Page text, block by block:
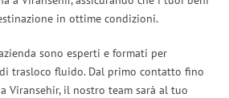
in ottime condizioni.
sono esperti e formati per
trasloco fluido. Dal primo contatto fino
Viransehir, il nostro team sarà al tuo